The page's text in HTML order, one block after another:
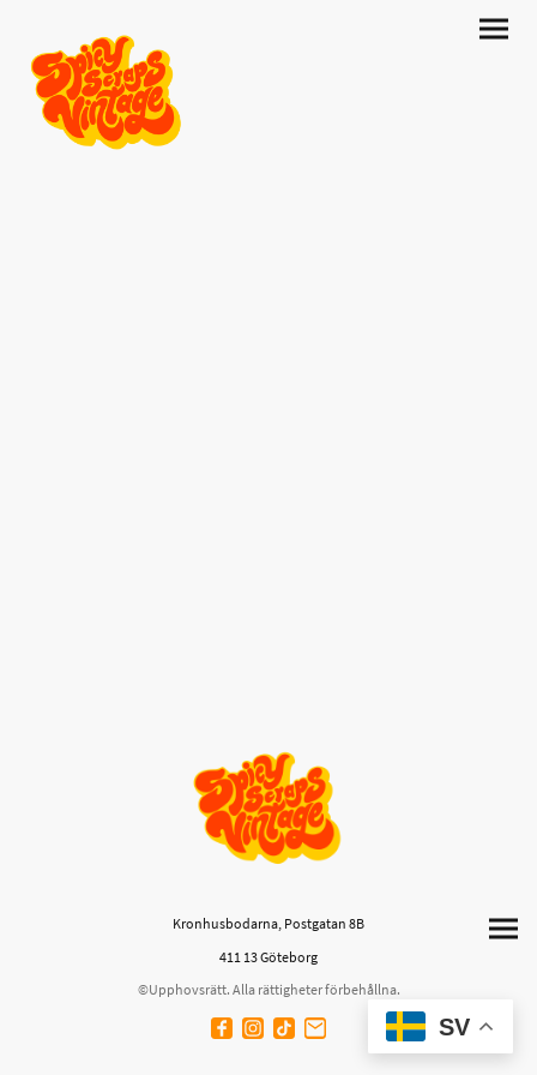
Kronhusbodarna, Postgatan 8B
411 13 Göteborg
©Upphovsrätt. Alla rättigheter förbehållna.
SV